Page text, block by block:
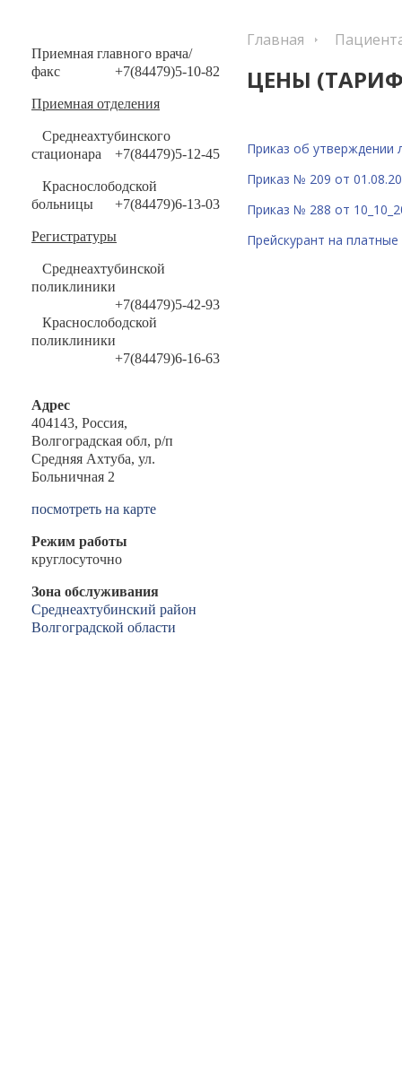
Приемная главного врача/
факс
+7(84479)5-10-82
Приемная отделения
Среднеахтубинского
стационара
+7(84479)5-12-45
Краснослободской
больницы
+7(84479)6-13-03
Регистратуры
Среднеахтубинской
поликлиники
+7(84479)5-42-93
Краснослободской
поликлиники
+7(84479)6-16-63
Адрес
404143, Россия,
Волгоградская обл, р/п
Средняя Ахтуба, ул.
Больничная 2
посмотреть на карте
Режим работы
круглосуточно
Зона обслуживания
Среднеахтубинский район
Волгоградской области
Главная
ЦЕНЫ
Приказ об утверждении
Приказ № 209 от
Приказ № 288 от
Прейскурант на